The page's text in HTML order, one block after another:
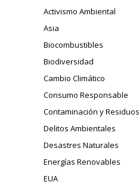
Activismo Ambiental
Asia
Biocombustibles
Biodiversidad
Cambio Climático
Consumo Responsable
Contaminación y Residuos
Delitos Ambientales
Desastres Naturales
Energías Renovables
EUA